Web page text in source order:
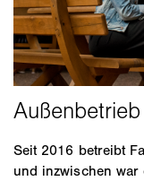
Seit 2016 betreibt
und inzwischen